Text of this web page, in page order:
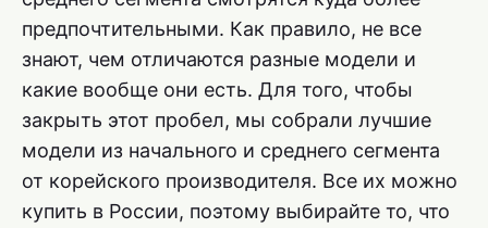
предпочтительными. Как правило, не все
знают, чем отличаются разные модели и
какие вообще они есть. Для того, чтобы
закрыть этот пробел, мы собрали лучшие
модели из начального и среднего сегмента
от корейского производителя. Все их можно
купить в России, поэтому выбирайте то, что